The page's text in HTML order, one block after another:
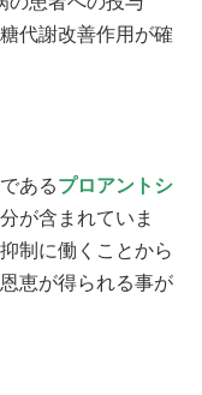
代謝改善作用が確
あるプロアントシ
が含まれていま
制に働くことから
恵が得られる事が